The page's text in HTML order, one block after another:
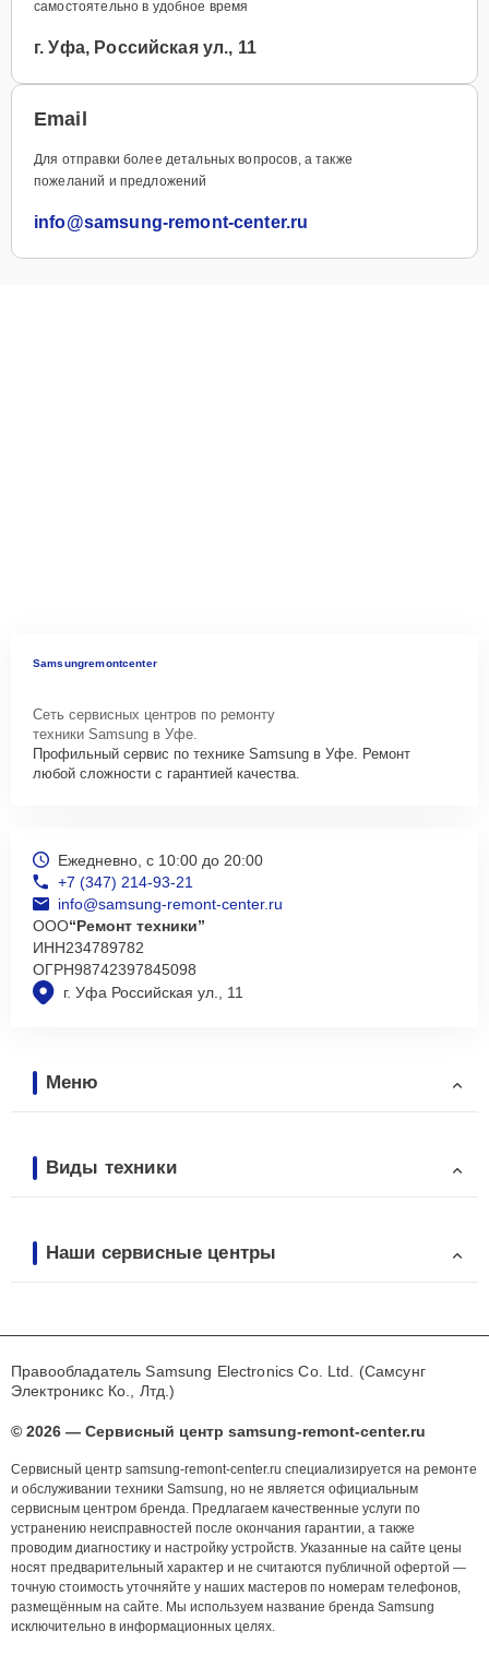
самостоятельно в удобное время
г. Уфа, Российская ул., 11
Email
Для отправки более детальных вопросов, а также
пожеланий и предложений
info@samsung-remont-center.ru
Samsungremontcenter
Сеть сервисных центров по ремонту
техники Samsung в Уфе.
Профильный сервис по технике Samsung в Уфе. Ремонт
любой сложности с гарантией качества.
г. Уфа Российская ул., 11
Ежедневно, с 10:00 до 20:00
+7 (347) 214-93-21
info@samsung-remont-center.ru
ООО“Ремонт техники”
ИНН234789782
ОГРН98742397845098
Меню
Виды техники
Наши сервисные центры
Правообладатель Samsung Electronics Co. Ltd. (Самсунг
Электроникс Ко., Лтд.)
© 2026 — Сервисный центр samsung-remont-center.ru
Сервисный центр samsung-remont-center.ru специализируется на ремонте
и обслуживании техники Samsung, но не является официальным
сервисным центром бренда. Предлагаем качественные услуги по
устранению неисправностей после окончания гарантии, а также
проводим диагностику и настройку устройств. Указанные на сайте цены
носят предварительный характер и не считаются публичной офертой —
точную стоимость уточняйте у наших мастеров по номерам телефонов,
размещённым на сайте. Мы используем название бренда Samsung
исключительно в информационных целях.